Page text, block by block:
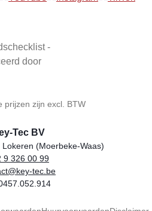
prijzen zijn excl. BTW
Winkelnaam
Tec BV
Adres
(Moerbeke-Waas)
Telefoon
9 326 00 99
E-mail
tec.be
BTW-nummer